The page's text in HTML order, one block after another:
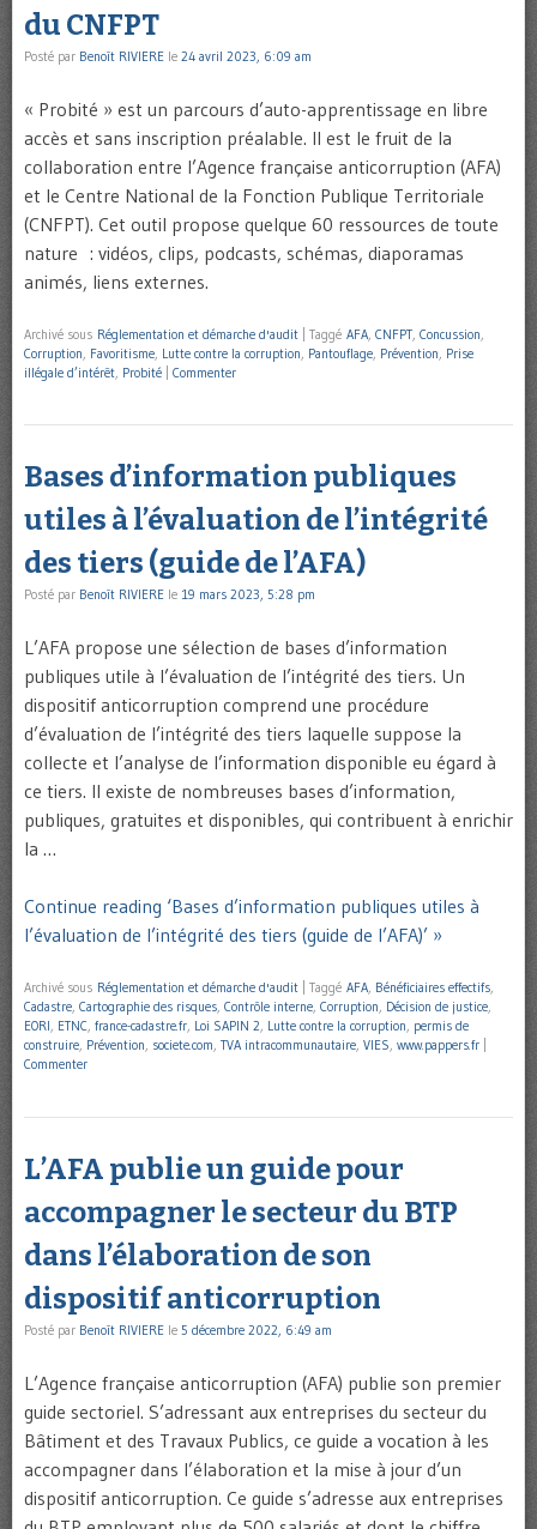
du CNFPT
Posté par Benoît RIVIERE le 24 avril 2023, 6:09 am
« Probité » est un parcours d’auto-apprentissage en libre
accès et sans inscription préalable. Il est le fruit de la
collaboration entre l’Agence française anticorruption (AFA)
et le Centre National de la Fonction Publique Territoriale
(CNFPT). Cet outil propose quelque 60 ressources de toute
nature : vidéos, clips, podcasts, schémas, diaporamas
animés, liens externes.
Archivé sous Réglementation et démarche d'audit Taggé AFA CNFPT Concussion
Corruption Favoritisme Lutte contre la corruption Pantouflage Prévention Prise
illégale d’intérêt Probité Commenter
Bases d’information publiques
utiles à l’évaluation de l’intégrité
des tiers (guide de l’AFA)
Posté par Benoît RIVIERE le 19 mars 2023, 5:28 pm
L’AFA propose une sélection de bases d’information
publiques utile à l’évaluation de l’intégrité des tiers. Un
dispositif anticorruption comprend une procédure
d’évaluation de l’intégrité des tiers laquelle suppose la
collecte et l’analyse de l’information disponible eu égard à
ce tiers. Il existe de nombreuses bases d’information,
publiques, gratuites et disponibles, qui contribuent à enrichir
la …
Continue reading ‘Bases d’information publiques utiles à
l’évaluation de l’intégrité des tiers (guide de l’AFA)’ »
Archivé sous Réglementation et démarche d'audit Taggé AFA, Bénéficiaires effectifs,
Cadastre, Cartographie des risques, Contrôle interne, Corruption, Décision de justice,
EORI, ETNC, france-cadastre.fr, Loi SAPIN 2, Lutte contre la corruption, permis de
construire, Prévention, societe.com, TVA intracommunautaire, VIES, www.pappers.fr
Commenter
L’AFA publie un guide pour
accompagner le secteur du BTP
dans l’élaboration de son
dispositif anticorruption
Posté par Benoît RIVIERE le 5 décembre 2022, 6:49 am
L’Agence française anticorruption (AFA) publie son premier
guide sectoriel. S’adressant aux entreprises du secteur du
Bâtiment et des Travaux Publics, ce guide a vocation à les
accompagner dans l’élaboration et la mise à jour d’un
dispositif anticorruption. Ce guide s’adresse aux entreprises